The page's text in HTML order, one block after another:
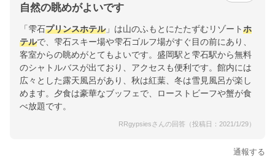
自然の眺めがよいです
「雫石プリンスホテル」は山のふもとにたたずむリゾートホ
テルで、雫石スキー場や雫石ゴルフ場がすぐ目の前にあり、
客室からの眺めがとてもよいです。盛岡駅と雫石駅から無料
のシャトルバスが出ており、アクセスも便利です。館内には
広々とした露天風呂があり、秋は紅葉、冬は雪見風呂が楽し
めます。夕食は豪華なブッフェで、ローストビーフや蟹が食
べ放題です。
RRgypsiesさんの回答（投稿日：2021/1/29）
通報する